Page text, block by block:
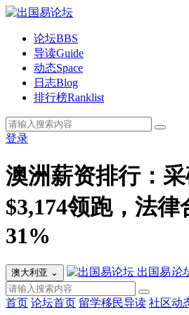
论坛BBS
导读Guide
动态Space
日志Blog
排行榜Ranklist
登录
澳洲薪资排行：
$3,174领跑，法
31%
澳大利亚 ⌄ 出国易论
首页 论坛首页 留学移民导读 社区动